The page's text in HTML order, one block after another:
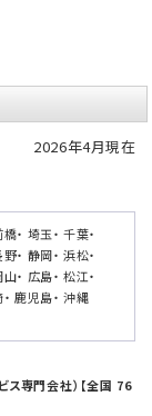
2026年4月現在
橋・ 埼玉・ 千葉・
野・ 静岡・ 浜松・
山・ 広島・ 松江・
・ 鹿児島・ 沖縄
ス専門会社）【全国 76